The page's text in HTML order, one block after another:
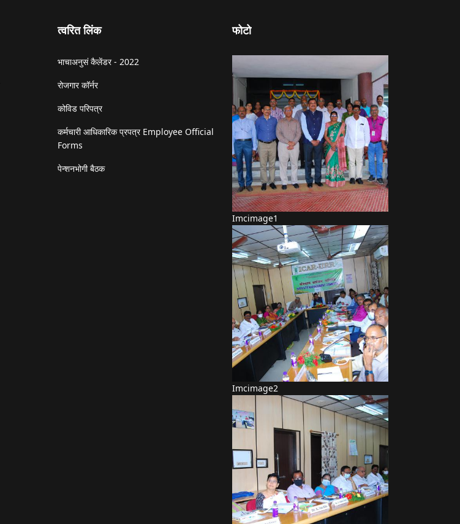
त्वरित लिंक
भाचाअनुसं कैलेंडर - 2022
रोजगार कॉर्नर
कोविड परिपत्र
कर्मचारी आधिकारिक प्रपत्र Employee Official
Forms
पेन्शनभोगी बैठक
फोटो
Imcimage1
Imcimage2